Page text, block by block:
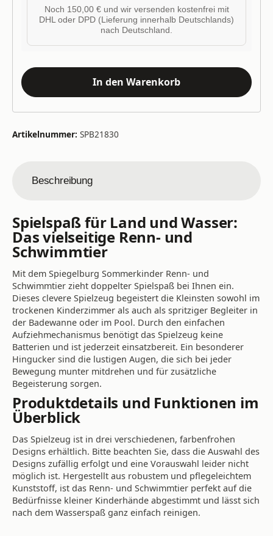
Noch 150,00 € und wir versenden kostenfrei mit
DHL oder DPD (Lieferung innerhalb Deutschlands)
nach Deutschland.
In den Warenkorb
Artikelnummer: SPB21830
Beschreibung
Spielspaß für Land und Wasser:
Das vielseitige Renn- und
Schwimmtier
Mit dem Spiegelburg Sommerkinder Renn- und
Schwimmtier zieht doppelter Spielspaß bei Ihnen ein.
Dieses clevere Spielzeug begeistert die Kleinsten sowohl im
trockenen Kinderzimmer als auch als spritziger Begleiter in
der Badewanne oder im Pool. Durch den einfachen
Aufziehmechanismus benötigt das Spielzeug keine
Batterien und ist jederzeit einsatzbereit. Ein besonderer
Hingucker sind die lustigen Augen, die sich bei jeder
Bewegung munter mitdrehen und für zusätzliche
Begeisterung sorgen.
Produktdetails und Funktionen im
Überblick
Das Spielzeug ist in drei verschiedenen, farbenfrohen
Designs erhältlich. Bitte beachten Sie, dass die Auswahl des
Designs zufällig erfolgt und eine Vorauswahl leider nicht
möglich ist. Hergestellt aus robustem und pflegeleichtem
Kunststoff, ist das Renn- und Schwimmtier perfekt auf die
Bedürfnisse kleiner Kinderhände abgestimmt und lässt sich
nach dem Wasserspaß ganz einfach reinigen.